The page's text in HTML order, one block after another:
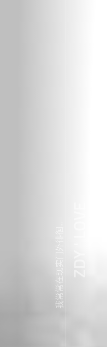
我常常在现实门外徘徊...